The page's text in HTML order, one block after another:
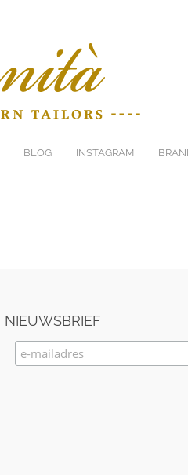
BLOG INSTAGRAM
NIEUWSBRIEF